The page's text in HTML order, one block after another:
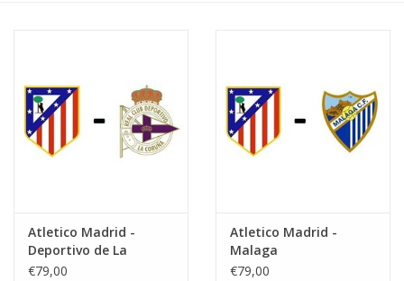
Atletico Madrid -
Deportivo de La
Coruna
€79,00
Atletico Madrid -
Malaga
€79,00